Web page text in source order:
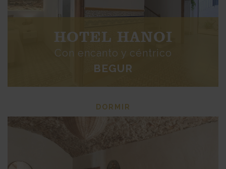
HOTEL HANOI
Con encanto y céntrico
BEGUR
DORMIR